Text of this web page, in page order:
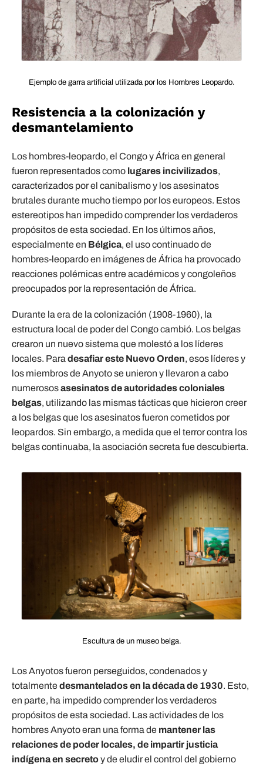
Ejemplo de garra artificial utilizada por los Hombres Leopardo.
Resistencia a la colonización y
desmantelamiento
Los hombres-leopardo, el Congo y África en general
fueron representados como lugares incivilizados,
caracterizados por el canibalismo y los asesinatos
brutales durante mucho tiempo por los europeos. Estos
estereotipos han impedido comprender los verdaderos
propósitos de esta sociedad. En los últimos años,
especialmente en Bélgica, el uso continuado de
hombres-leopardo en imágenes de África ha provocado
reacciones polémicas entre académicos y congoleños
preocupados por la representación de África.
Durante la era de la colonización (1908-1960), la
estructura local de poder del Congo cambió. Los belgas
crearon un nuevo sistema que molestó a los líderes
locales. Para desafiar este Nuevo Orden, esos líderes y
los miembros de Anyoto se unieron y llevaron a cabo
numerososasesinatos de autoridades coloniales
belgas, utilizando las mismas tácticas que hicieron creer
a los belgas que los asesinatos fueron cometidos por
leopardos. Sin embargo, a medida que el terror contra los
belgas continuaba, la asociación secreta fue descubierta.
Escultura de un museo belga.
Los Anyotos fueron perseguidos, condenados y
totalmentedesmantelados en la década de 1930. Esto,
en parte, ha impedido comprender los verdaderos
propósitos de esta sociedad. Las actividades de los
hombres Anyoto eran una forma de mantener las
relaciones de poder locales, de impartir justicia
indígena en secretoy de eludir el control del gobierno